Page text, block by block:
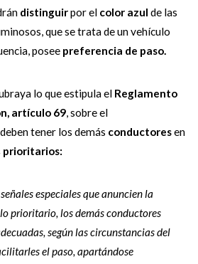
distinguirpor el color azul de las
que se trata de un vehículo
posee preferencia de paso.
lo que estipula el Reglamento
artículo 69, sobre el
tener los demás conductoresen
prioritarios:
especiales que anuncien la
prioritario, los demás conductores
según las circunstancias del
el paso, apartándose